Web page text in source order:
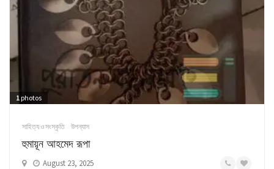
1photos
সাহিত্য ও সংস্কৃতি উপন্যাস
হুমায়ূন আহমেদ রূপা
August 23, 2025